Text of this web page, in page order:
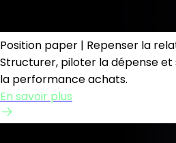
Position paper | Repenser la
Structurer, piloter la dépense
la performance achats.
En savoir plus